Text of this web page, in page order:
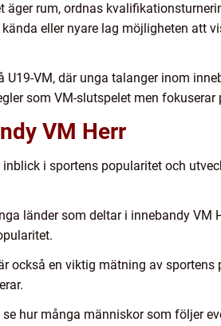
rum, ordnas
eller nyare lag möjligheten att
VM, där unga talanger inom
som VM-slutspelet men fokuserar
VM Herr
i sportens popularitet och
länder som deltar i innebandy VM
också en viktig mätning av
hur många människor som följer